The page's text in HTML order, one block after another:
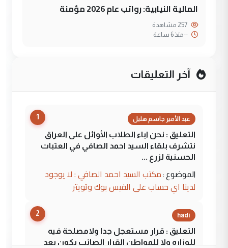
المالية النيابية: رواتب عام 2026 مؤمنة
--منذ 6 ساعة
آخر التعليقات
1 عبد الأمير جاسم هليل
التعليق : نحن اباء الطلاب الأوائل على العراق
نتشرف بلقاء السيد احمد الصافي في العتبات
الحسنية لزرع ...
الموضوع : مكتب السيد احمد الصافي : لا يوجود
لدينا اي حساب على الفيس بوك وتويتر
2 hadi
التعليق : قرار مستعجل جدا ولامصلحة فيه
للوزاره ولا للمواطن القرار الصائب يكون بعد